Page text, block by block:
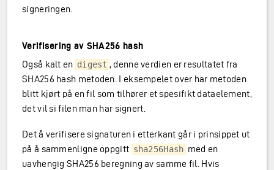
signeringen.
Verifisering av SHA256 hash
Også kalt en digest , denne verdien er resultatet fra
SHA256 hash metoden. I eksempelet over har metoden
blitt kjørt på en fil som tilhører et spesifikt dataelement,
det vil si filen man har signert.
Det å verifisere signaturen i etterkant går i prinsippet ut
på å sammenligne oppgitt sha256Hash med en
uavhengig SHA256 beregning av samme fil. Hvis